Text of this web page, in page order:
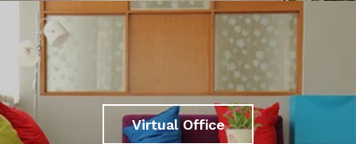
Virtual Office